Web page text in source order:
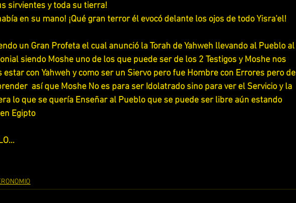
sirvientes y toda su tierra!
en su mano! ¡Qué gran terror él evocó delante los ojos de todo Yisra'el!
un Gran Profeta el cual anunció la Torah de Yahweh llevando al Pueblo al
siendo Moshe uno de los que puede ser de los 2 Testigos y Moshe nos
estar con Yahweh y como ser un Siervo pero fue Hombre con Errores pero de
así que Moshe No es para ser Idolatrado sino para ver el Servicio y la
lo que se quería Enseñar al Pueblo que se puede ser libre aún estando
Egipto